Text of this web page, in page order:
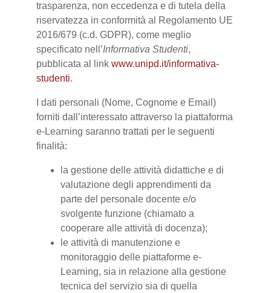
trasparenza, non eccedenza e di tutela della
riservatezza in conformità al Regolamento UE
2016/679 (c.d. GDPR), come meglio
specificato nell’Informativa Studenti,
pubblicata al link www.unipd.it/informativa-
studenti.
I dati personali (Nome, Cognome e Email)
forniti dall’interessato attraverso la piattaforma
e-Learning saranno trattati per le seguenti
finalità:
la gestione delle attività didattiche e di
valutazione degli apprendimenti da
parte del personale docente e/o
svolgente funzione (chiamato a
cooperare alle attività di docenza);
le attività di manutenzione e
monitoraggio delle piattaforme e-
Learning, sia in relazione alla gestione
tecnica del servizio sia di quella